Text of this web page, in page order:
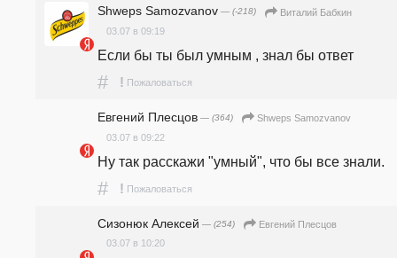
Shweps Samozvanov — (-218)
Виталий Бабкин
03.07 в 09:19
Если бы ты был умным , знал бы ответ
# ! Пожаловаться
Евгений Плесцов — (364)
Shweps Samozvanov
03.07 в 09:22
Ну так расскажи "умный", что бы все знали.
# ! Пожаловаться
Сизонюк Алексей — (254)
Евгений Плесцов
03.07 в 10:20